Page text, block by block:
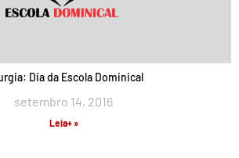
Dia da Escola Dominical
setembro 14, 2016
Leia+ »